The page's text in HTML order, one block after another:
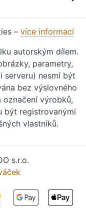
– více informací
autorským dílem.
parametry,
serveru) nesmí být
bez výslovného
označení výrobků,
být registrovanými
vlastníků.
s.r.o.